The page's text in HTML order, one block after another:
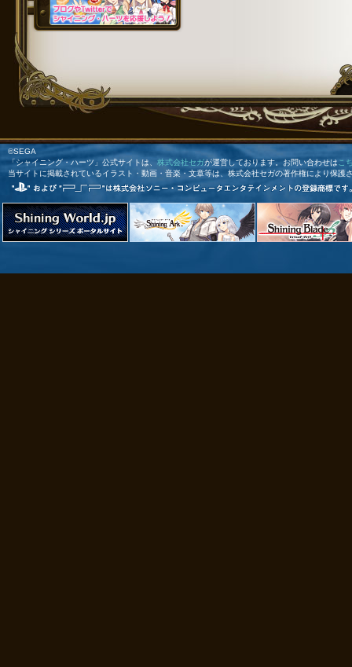
©SEGA
「シャイニング・ハーツ」公式サイトは、 株式会社セガが運営しております。お問い合わせは こ
当サイトに掲載されているイラスト・動画・音楽・文章等は、株式会社セガの著作権により保